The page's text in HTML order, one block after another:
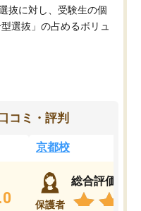
抜に対し、受験生の個
選抜」の占めるボリュ
コミ・評判
京都校
保護者
総合評価